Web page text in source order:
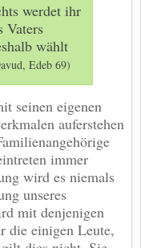
werdet ihr
Vaters
wählt
Edeb 69)
seinen eigenen
auferstehen
immer
wird es niemals
unseres
mit denjenigen
die einigen Leute,